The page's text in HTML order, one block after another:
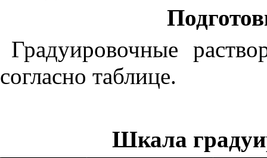
Градуировочные
согласно таблице.
Шкала